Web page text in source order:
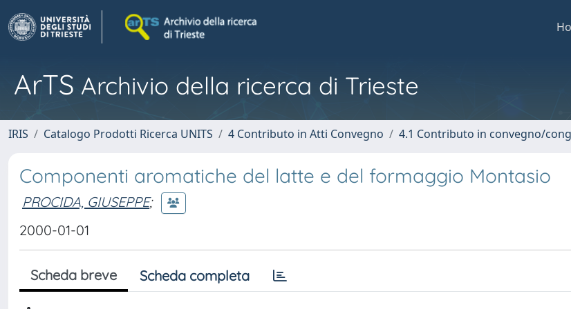
ArTS Archivio della ricerca di Trieste
IRIS Catalogo Prodotti Ricerca UNITS 4 Contributo in Atti Convegno 4.1 Contributo in convegno/
Componenti aromatiche del latte e del formaggio Montasio
PROCIDA, GIUSEPPE;
2000-01-01
Scheda breve Scheda completa